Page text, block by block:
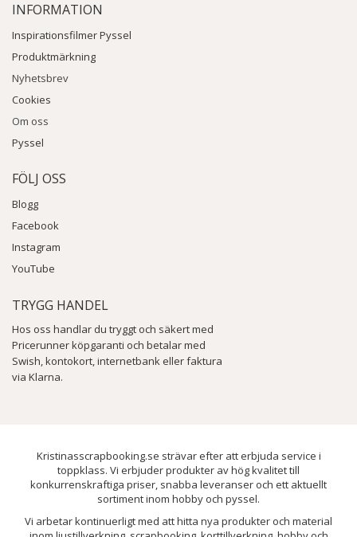
INFORMATION
Inspirationsfilmer Pyssel
Produktmärkning
Nyhetsbrev
Cookies
Om oss
Pyssel
FÖLJ OSS
Blogg
Facebook
Instagram
YouTube
TRYGG HANDEL
Hos oss handlar du tryggt och säkert med
Pricerunner köpgaranti och betalar med
Swish, kontokort, internetbank eller faktura
via Klarna.
Kristinasscrapbooking.se strävar efter att erbjuda service i
toppklass. Vi erbjuder produkter av hög kvalitet till
konkurrenskraftiga priser, snabba leveranser och ett aktuellt
sortiment inom hobby och pyssel.
Vi arbetar kontinuerligt med att hitta nya produkter och material